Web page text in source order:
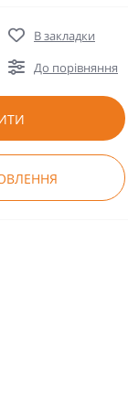
В закладки
До порівняння